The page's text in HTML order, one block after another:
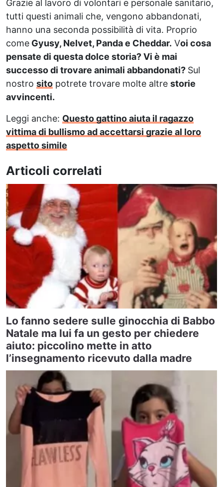
Grazie al lavoro di volontari e personale sanitario,
tutti questi animali che, vengono abbandonati,
hanno una seconda possibilità di vita. Proprio
come Gyusy, Nelvet, Panda e Cheddar. Voi cosa
pensate di questa dolce storia? Vi è mai
successo di trovare animali abbandonati? Sul
nostro sito potrete trovare molte altre storie
avvincenti.
Leggi anche: Questo gattino aiuta il ragazzo
vittima di bullismo ad accettarsi grazie al loro
aspetto simile
Articoli correlati
Lo fanno sedere sulle ginocchia di Babbo
Natale ma lui fa un gesto per chiedere
aiuto: piccolino mette in atto
l’insegnamento ricevuto dalla madre